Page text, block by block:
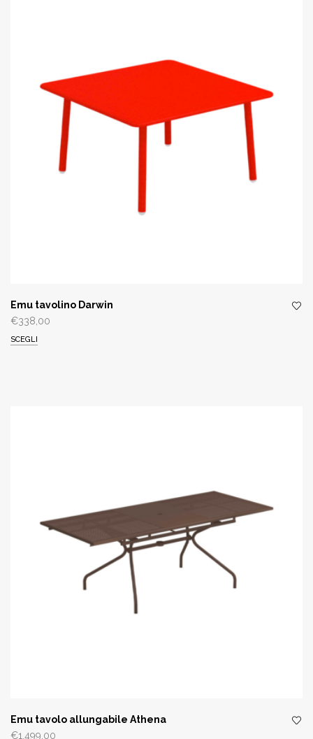
Emu tavolino Darwin
€338,00
SCEGLI
Emu tavolo allungabile Athena
€1.499,00